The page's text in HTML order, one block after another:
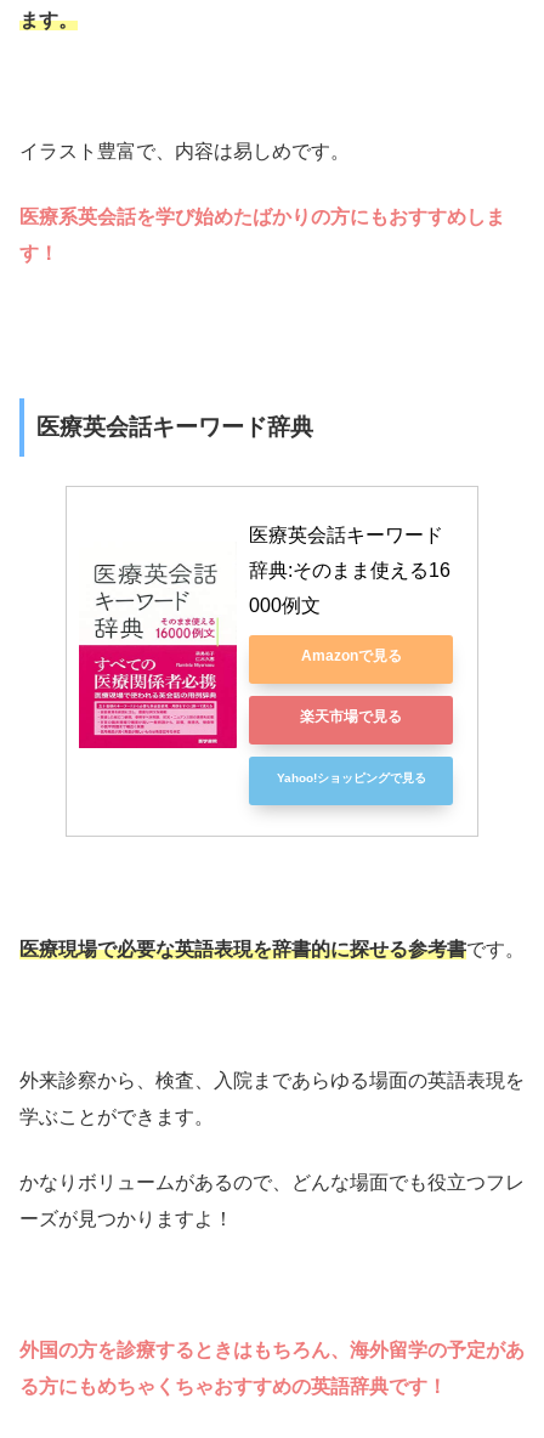
ます。
イラスト豊富で、内容は易しめです。
医療系英会話を学び始めたばかりの方にもおすすめしま
す！
医療英会話キーワード辞典
医療英会話キーワード
辞典:そのまま使える16
000例文
Amazonで見る
楽天市場で見る
Yahoo!ショッピングで見る
医療現場で必要な英語表現を辞書的に探せる参考書です。
外来診察から、検査、入院まであらゆる場面の英語表現を
学ぶことができます。
かなりボリュームがあるので、どんな場面でも役立つフレ
ーズが見つかりますよ！
外国の方を診療するときはもちろん、海外留学の予定があ
る方にもめちゃくちゃおすすめの英語辞典です！